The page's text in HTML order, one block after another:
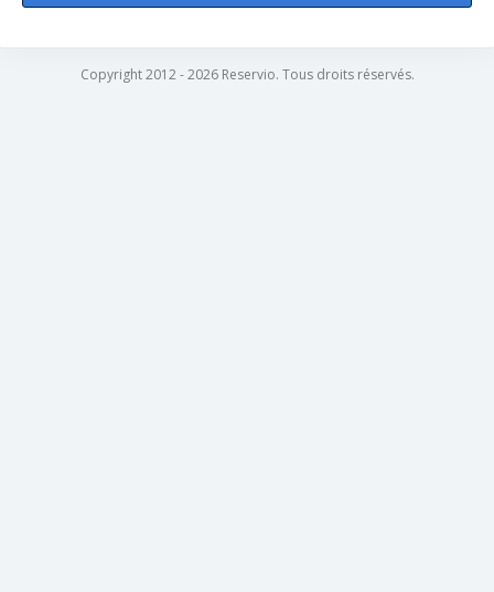
Copyright 2012 - 2026 Reservio. Tous droits réservés.